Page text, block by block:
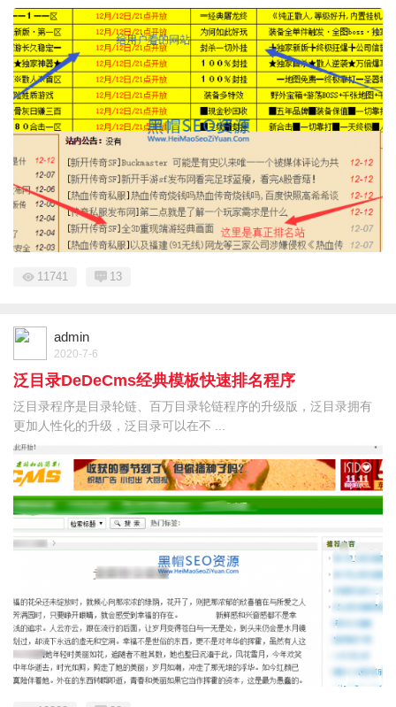
11741 13
admin
2020-7-6
泛目录DeDeCms经典模板快速排名程序
泛目录程序是目录轮链、百万目录轮链程序的升级版，泛目录拥有
更加人性化的升级，泛目录可以在不 ...